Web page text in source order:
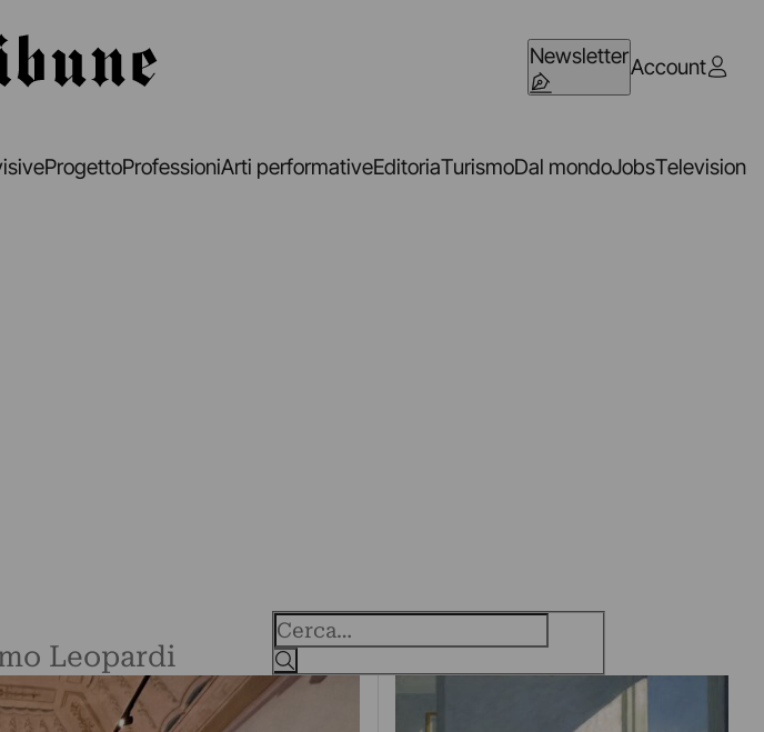
NewsletterAccount
ProgettoProfessioniArti performativeEditoriaTurismoDal mondoJobsTelevision
Leopardi
Cerca